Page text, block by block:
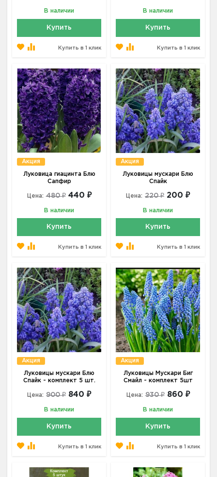
В наличии
Купить
Купить в 1 клик
В наличии
Купить
Купить в 1 клик
Акция
Луковица гиацинта Блю
Сапфир
Цена: 480 ₽ 440 ₽
В наличии
Купить
Купить в 1 клик
Акция
Луковицы мускари Блю
Спайк
Цена: 220 ₽ 200 ₽
В наличии
Купить
Купить в 1 клик
Акция
Луковицы мускари Блю
Спайк - комплект 5 шт.
Цена: 900 ₽ 840 ₽
В наличии
Купить
Купить в 1 клик
Акция
Луковицы Мускари Биг
Смайл - комплект 5шт
Цена: 930 ₽ 860 ₽
В наличии
Купить
Купить в 1 клик